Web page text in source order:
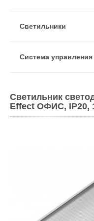
Cветильники
Система
Светильник
Effect ОФИС, IP20,